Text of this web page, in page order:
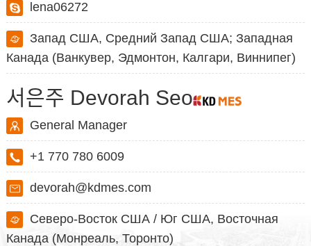
lena06272
Запад США, Средний Запад США; Западная
Канада (Ванкувер, Эдмонтон, Калгари, Виннипег)
서은주 Devorah Seo
General Manager
+1 770 780 6009
devorah@kdmes.com
Северо-Восток США / Юг США, Восточная
Канада (Монреаль, Торонто)